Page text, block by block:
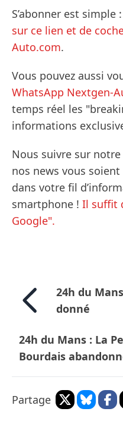
S’abonner est
sur ce lien et de
Auto.com.
Vous pouvez aussi
WhatsApp Nextgen-
temps réel les
informations
Nous suivre sur
nos news vous
dans votre fil
smartphone ! Il suffit
Google".
24h du
donné
24h du Mans : La
Bourdais
Partage